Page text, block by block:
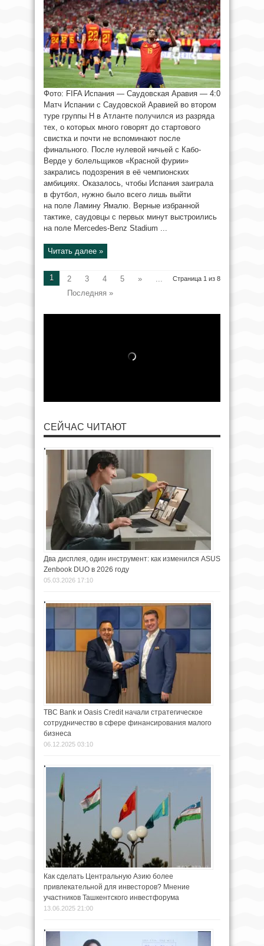
Фото: FIFA Испания — Саудовская Аравия — 4:0
Матч Испании с Саудовской Аравией во втором
туре группы H в Атланте получился из разряда
тех, о которых много говорят до стартового
свистка и почти не вспоминают после
финального. После нулевой ничьей с Кабо-
Верде у болельщиков «Красной фурии»
закрались подозрения в её чемпионских
амбициях. Оказалось, чтобы Испания заиграла
в футбол, нужно было всего лишь выйти
на поле Ламину Ямалю. Верные избранной
тактике, саудовцы с первых минут выстроились
на поле Mercedes-Benz Stadium ...
Читать далее »
Страница 1 из 8
1 2 3 4 5 »
...
Последняя »
СЕЙЧАС ЧИТАЮТ
Два дисплея, один инструмент: как изменился ASUS
Zenbook DUO в 2026 году
05.03.2026 17:10
TBC Bank и Oasis Credit начали стратегическое
сотрудничество в сфере финансирования малого
бизнеса
06.12.2025 03:10
Как сделать Центральную Азию более
привлекательной для инвесторов? Мнение
участников Ташкентского инвестфорума
13.06.2025 21:00